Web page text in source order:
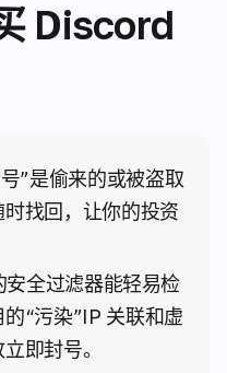
Discord
”是偷来的或被盗取
找回，让你的投资
安全过滤器能轻易检
“污染”IP 关联和虚
即封号。